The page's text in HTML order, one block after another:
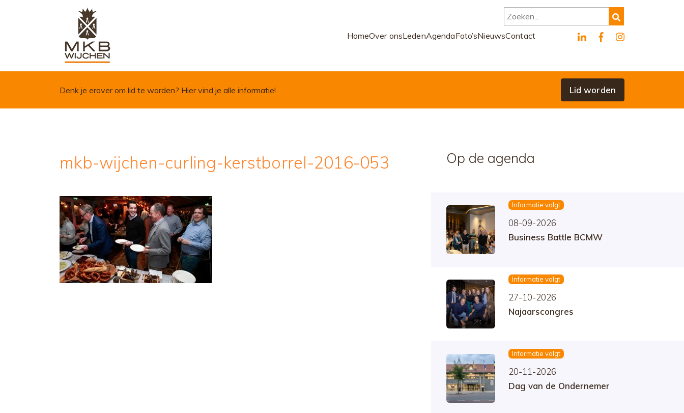
HomeOver onsLedenAgendaFoto’sNieuwsContact
Zoeken...
Denk je erover om lid te worden? Hier vind je alle informatie! Lid worden
mkb-wijchen-curling-kerstborrel-2016-053 Op de agenda
Informatie volgt
08-09-2026
Business Battle BCMW
Informatie volgt
27-10-2026
Najaarscongres
Informatie volgt
20-11-2026
Dag van de Ondernemer